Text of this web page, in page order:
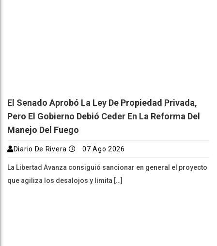
El Senado Aprobó La Ley De Propiedad Privada,
Pero El Gobierno Debió Ceder En La Reforma Del
Manejo Del Fuego
Diario De Rivera 07 Ago 2026
La Libertad Avanza consiguió sancionar en general el proyecto
que agiliza los desalojos y limita […]